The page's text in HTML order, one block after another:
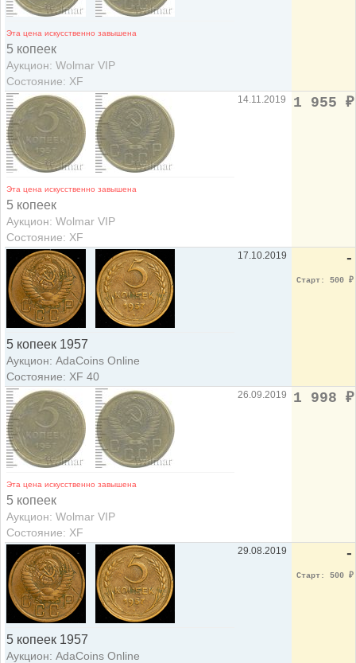
Эта цена искусственно завышена
5 копеек
Аукцион: Wolmar VIP
Состояние: XF
Эта цена искусственно завышена
5 копеек
Аукцион: Wolmar VIP
Состояние: XF
14.11.2019 1 955 ₽
5 копеек 1957
Аукцион: AdaCoins Online
Состояние: XF 40
17.10.2019 -
Старт: 500 ₽
Эта цена искусственно завышена
5 копеек
Аукцион: Wolmar VIP
Состояние: XF
26.09.2019 1 998 ₽
5 копеек 1957
Аукцион: AdaCoins Online
29.08.2019 -
Старт: 500 ₽